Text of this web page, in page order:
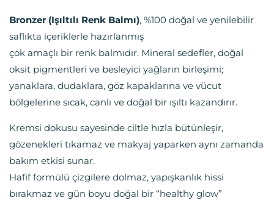
Bronzer (Işıltılı Renk Balmı), %100 doğal ve yenilebilir
saflıkta içeriklerle hazırlanmış
çok amaçlı bir renk balmıdır. Mineral sedefler, doğal
oksit pigmentleri ve besleyici yağların birleşimi;
yanaklara, dudaklara, göz kapaklarına ve vücut
bölgelerine sıcak, canlı ve doğal bir ışıltı kazandırır.
Kremsi dokusu sayesinde ciltle hızla bütünleşir,
gözenekleri tıkamaz ve makyaj yaparken aynı zamanda
bakım etkisi sunar.
Hafif formülü çizgilere dolmaz, yapışkanlık hissi
bırakmaz ve gün boyu doğal bir “healthy glow”